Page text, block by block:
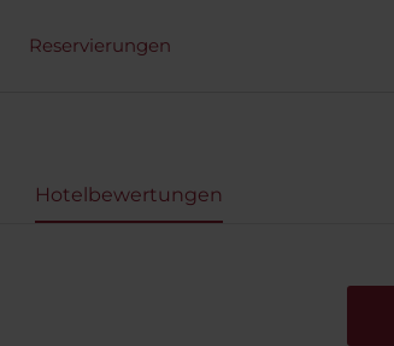
Reservierungen
Hotelbewertungen